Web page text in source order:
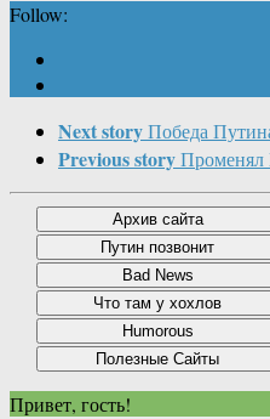
Follow:
Next storyПобеда
Previous storyПроменял
Привет, гость!